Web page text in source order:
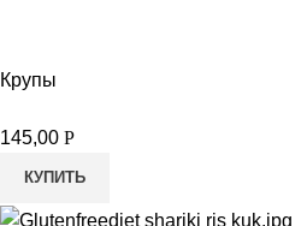
Крупы
145,00 Р
КУПИТЬ